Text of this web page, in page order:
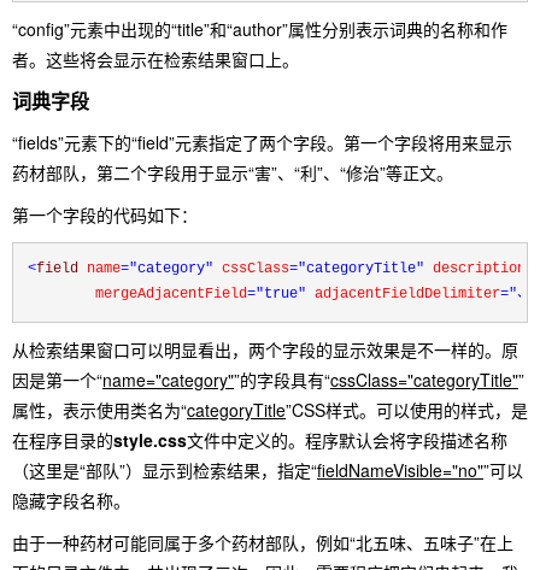
“config”元素中出现的“title”和“author”属性分别表示词典的名称和作
者。这些将会显示在检索结果窗口上。
词典字段
“fields”元素下的“field”元素指定了两个字段。第一个字段将用来显示
药材部队，第二个字段用于显示“害”、“利”、“修治”等正文。
第一个字段的代码如下：
<field name="category" cssClass="categoryTitle" description
        mergeAdjacentField
="true" adjacentFieldDelimiter="、"
从检索结果窗口可以明显看出，两个字段的显示效果是不一样的。原
因是第一个“name="category"”的字段具有“cssClass="categoryTitle"”
属性，表示使用类名为“categoryTitle”CSS样式。可以使用的样式，是
在程序目录的style.css文件中定义的。程序默认会将字段描述名称
（这里是“部队”）显示到检索结果，指定“fieldNameVisible="no"”可以
隐藏字段名称。
由于一种药材可能同属于多个药材部队，例如“北五味、五味子”在上